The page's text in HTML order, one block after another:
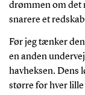
drømmen om det
snarere et
Før jeg tænker
en anden
havheksen. Dens
større for hver